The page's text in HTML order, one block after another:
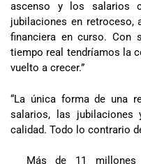
ascenso y los salarios
jubilaciones en retroceso,
financiera en curso. Con
tiempo real tendríamos la
vuelto a crecer.”
“La única forma de una
salarios, las jubilaciones
calidad. Todo lo contrario
Más de 11